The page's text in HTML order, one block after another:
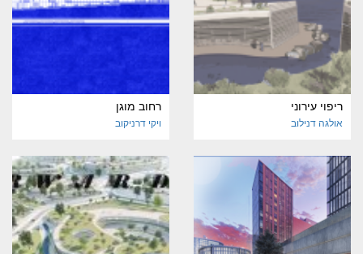
ריפוי עירוני
אולגה דנילוב
רחוב מוגן
ויקי דרניקוב